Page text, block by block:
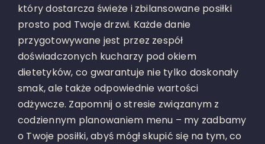
który dostarcza świeże i zbilansowane posiłki
prosto pod Twoje drzwi. Każde danie
przygotowywane jest przez zespół
doświadczonych kucharzy pod okiem
dietetyków, co gwarantuje nie tylko doskonały
smak, ale także odpowiednie wartości
odżywcze. Zapomnij o stresie związanym z
codziennym planowaniem menu – my zadbamy
o Twoje posiłki, abyś mógł skupić się na tym, co